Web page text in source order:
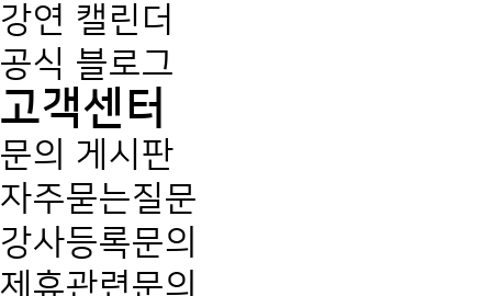
강연 캘린더
공식 블로그
고객센터
문의 게시판
자주묻는질문
강사등록문의
제휴관련문의